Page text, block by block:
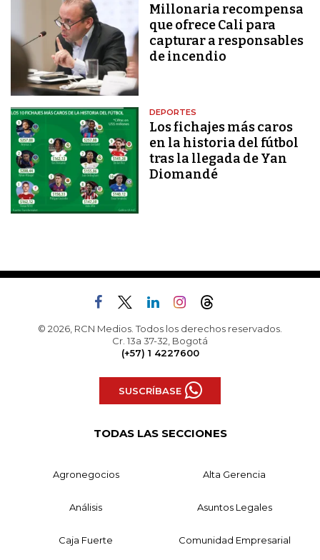
Millonaria recompensa
que ofrece Cali para
capturar a responsables
de incendio
DEPORTES
Los fichajes más caros
en la historia del fútbol
tras la llegada de Yan
Diomandé
© 2026, RCN Medios. Todos los derechos reservados.
Cr. 13a 37-32, Bogotá
(+57) 1 4227600
SUSCRÍBASE
TODAS LAS SECCIONES
Agronegocios Alta Gerencia
Análisis Asuntos Legales
Caja Fuerte Comunidad Empresarial